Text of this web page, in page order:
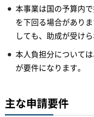
本事業は国の予算内
を下回る場合があり
しても、助成が受け
本人負担分について
が要件になります。
主な申請要件